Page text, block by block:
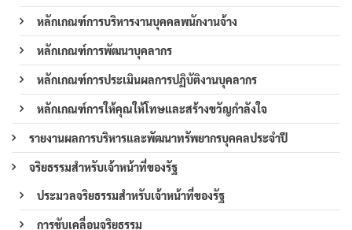
หลักเกณฑ์การบริหารงานบุคคลพนักงานจ้าง
หลักเกณฑ์การพัฒนาบุคลากร
หลักเกณฑ์การประเมินผลการปฏิบัติงานบุคลากร
หลักเกณฑ์การให้คุณให้โทษและสร้างขวัญกำลังใจ
รายงานผลการบริหารและพัฒนาทรัพยากรบุคคลประจำปี
จริยธรรมสำหรับเจ้าหน้าที่ของรัฐ
ประมวลจริยธรรมสำหรับเจ้าหน้าที่ของรัฐ
การขับเคลื่อนจริยธรรม